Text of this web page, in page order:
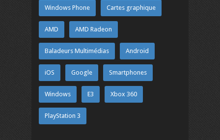
Windows Phone Cartes graphique
AMD AMD Radeon
Baladeurs Multimédias Android
iOS Google Smartphones
Windows E3 Xbox 360
PlayStation 3